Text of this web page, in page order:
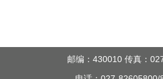
邮编：430010 传真：